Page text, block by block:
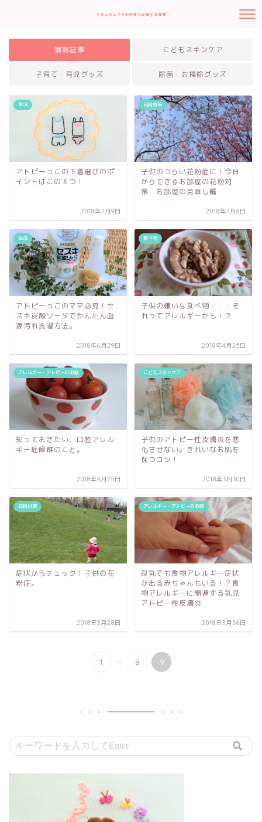
ナチュラルママの子育てお役立ち情報
最新記事 こどもスキンケア
子育て・育児グッズ 除菌・お掃除グッズ
生活
アトピーっこの下着選びのポ
イントはこの３つ！
2018年7月9日
花粉対策
子供のつらい花粉症に！今日
からできるお部屋の花粉対
策 お部屋の見直し編
2018年7月6日
生活
アトピーっこのママ必見！セ
スキ炭酸ソーダでかんたん血
液汚れ洗濯方法。
2018年6月29日
食べ物
子供の嫌いな食べ物・・・そ
れってアレルギーかも！？
2018年4月25日
アレルギー・アトピーのお話
知っておきたい、口腔アレル
ギー症候群のこと。
2018年4月25日
こどもスキンケア
子供のアトピー性皮膚炎を悪
化させない。きれいなお肌を
保つコツ！
2018年3月30日
花粉対策
症状からチェック！子供の花
粉症。
2018年3月28日
アレルギー・アトピーのお話
母乳でも食物アレルギー症状
が出る赤ちゃんもいる！？食
物アレルギーに関連する乳児
アトピー性皮膚炎
2018年3月26日
1 ... 8 9